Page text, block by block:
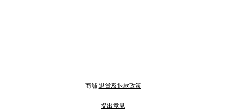
商舖 退貨及退款政策
提出意見